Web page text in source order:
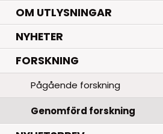
OM UTLYSNINGAR
NYHETER.
FORSKNING.
Pågående forskning
Genomförd forskning